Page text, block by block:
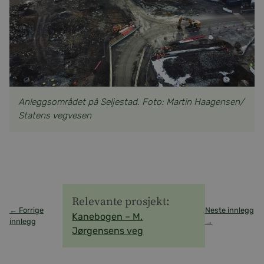
Anleggsområdet på Seljestad. Foto: Martin Haagensen/
Statens vegvesen
← Forrige
innlegg
Relevante prosjekt:
Kanebogen – M.
Jørgensens veg
Neste innlegg
→